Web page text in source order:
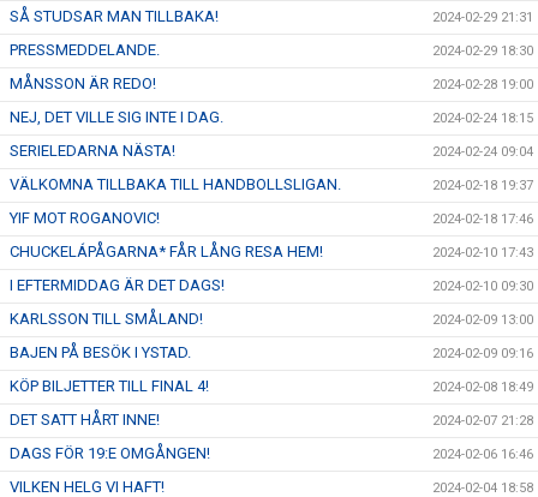
SÅ STUDSAR MAN TILLBAKA! 2024-02-29 21:31
PRESSMEDDELANDE. 2024-02-29 18:30
MÅNSSON ÄR REDO! 2024-02-28 19:00
NEJ, DET VILLE SIG INTE I DAG. 2024-02-24 18:15
SERIELEDARNA NÄSTA! 2024-02-24 09:04
VÄLKOMNA TILLBAKA TILL HANDBOLLSLIGAN. 2024-02-18 19:37
YIF MOT ROGANOVIC! 2024-02-18 17:46
CHUCKELÁPÅGARNA* FÅR LÅNG RESA HEM! 2024-02-10 17:43
I EFTERMIDDAG ÄR DET DAGS! 2024-02-10 09:30
KARLSSON TILL SMÅLAND! 2024-02-09 13:00
BAJEN PÅ BESÖK I YSTAD. 2024-02-09 09:16
KÖP BILJETTER TILL FINAL 4! 2024-02-08 18:49
DET SATT HÅRT INNE! 2024-02-07 21:28
DAGS FÖR 19:E OMGÅNGEN! 2024-02-06 16:46
VILKEN HELG VI HAFT! 2024-02-04 18:58